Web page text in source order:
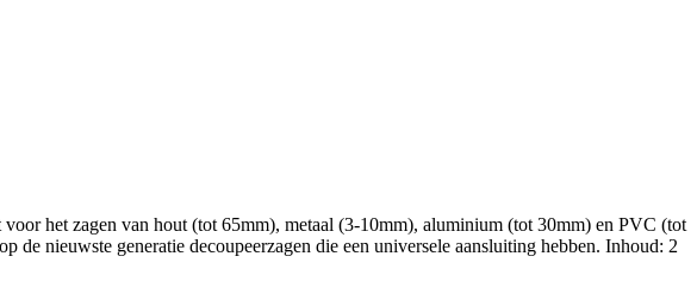
het zagen van hout (tot 65mm), metaal (3-10mm), aluminium (tot 30mm) en PVC (tot
nieuwste generatie decoupeerzagen die een universele aansluiting hebben. Inhoud: 2